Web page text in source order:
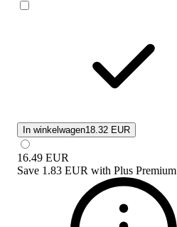
In winkelwagen18.32 EUR
16.49 EUR
Save 1.83 EUR with Plus Premium